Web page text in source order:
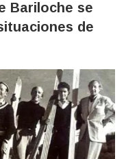
Bariloche se
de